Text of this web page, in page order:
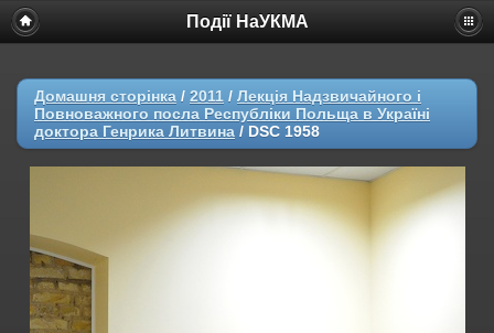
Події НаУКМА
Домашня сторінка / 2011 / Лекція Надзвичайного і
Повноважного посла Республіки Польща в Україні
доктора Генрика Литвина / DSC 1958